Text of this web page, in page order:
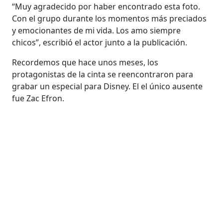
“Muy agradecido por haber encontrado esta foto.
Con el grupo durante los momentos más preciados
y emocionantes de mi vida. Los amo siempre
chicos”, escribió el actor junto a la publicación.
Recordemos que hace unos meses, los
protagonistas de la cinta se reencontraron para
grabar un especial para Disney. El el único ausente
fue Zac Efron.